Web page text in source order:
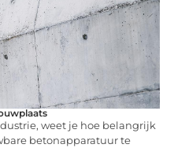
weet je hoe belangrijk
betonapparatuur te